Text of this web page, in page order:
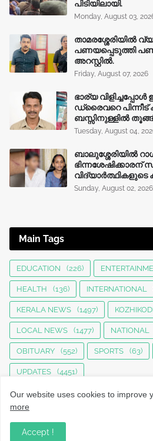
പിടിയിലായി.
Monday, August 03,
താമരശ്ശേരിയിൽ
പണയപ്പെടുത്തി
അറസ്റ്റിൽ.
Friday, August 07, 2026
ഭാര്യ
ഡ്രൈവറെ പിന്നീട്
ബസ്സിനുള്ളില്‍
Tuesday, August 04,
ബാലുശ്ശേരിയിൽ
ഭിന്നശേഷിക്കാരന്
വിദ്യാർത്ഥികളുടെ
Sunday, August 02, 2026
Main Tags
EDUCATION (226)
HEALTH (136) INTERNATIONAL
KERALA NEWS (1497)
LOCAL NEWS (1477) NATIONAL
OBITUARY (552) SPORTS (63)
UPDATES (4451)
Our website uses cookies to improve
more
Accept !